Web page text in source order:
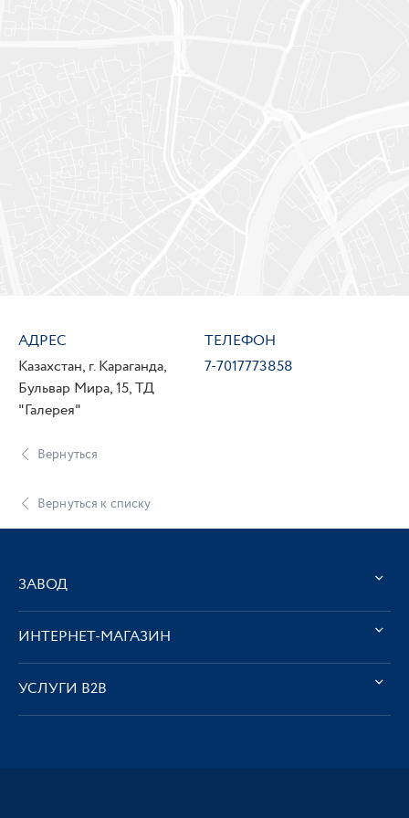
АДРЕС
Казахстан, г. Караганда,
Бульвар Мира, 15, ТД
"Галерея"
ТЕЛЕФОН
7-7017773858
Вернуться
Вернуться к списку
ЗАВОД
ИНТЕРНЕТ-МАГАЗИН
УСЛУГИ В2В